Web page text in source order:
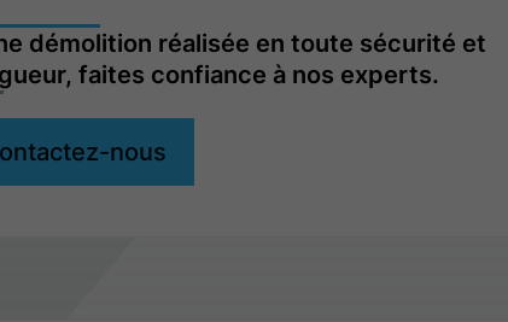
démolition réalisée en toute sécurité et
faites confiance à nos experts.
nous